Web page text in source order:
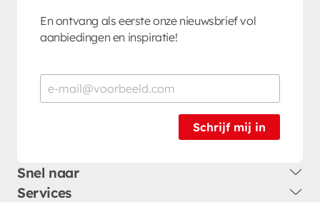
En ontvang als eerste onze nieuwsbrief vol
aanbiedingen en inspiratie!
Schrijf mij in
Snel naar
Services